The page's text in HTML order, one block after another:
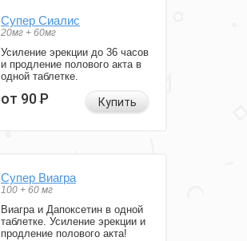
Супер Сиалис
20мг + 60мг
Усиление эрекции до 36 часов
и продление полового акта в
одной таблетке.
от 90Р Купить
Супер Виагра
100 + 60 мг
Виагра и Дапоксетин в одной
таблетке. Усиление эрекции и
продление полового акта!